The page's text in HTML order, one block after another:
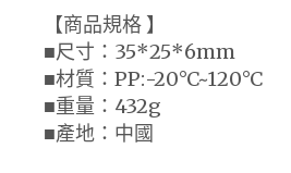
【商品規格 】
■尺寸：35*25*6mm
■材質：PP:-20°C~120°C
■重量：432g
■產地：中國